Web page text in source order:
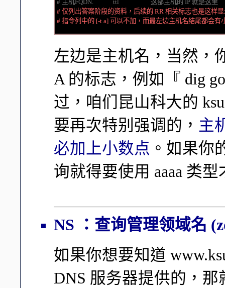
# 主机FQDN.             ttl                     这部主机的 IP 就是这里
# 仅列出答案阶段的资料，后续的 RR 相关标志也是这样
# 指令列中的 [-t a] 可以不加，而最左边主机名结尾都会有
左边是主机名，当然，
A 的标志，例如『 dig
过，咱们昆山科大的
要再次特别强调的， 主
必加上小数点 。如果你
询就得要使用 aaaa 类型
NS ：查询管理领域名
如果你想要知道
DNS 服务器提供的，那